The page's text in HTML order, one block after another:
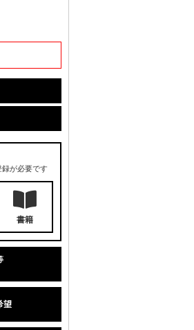
録が必要です
書籍
望